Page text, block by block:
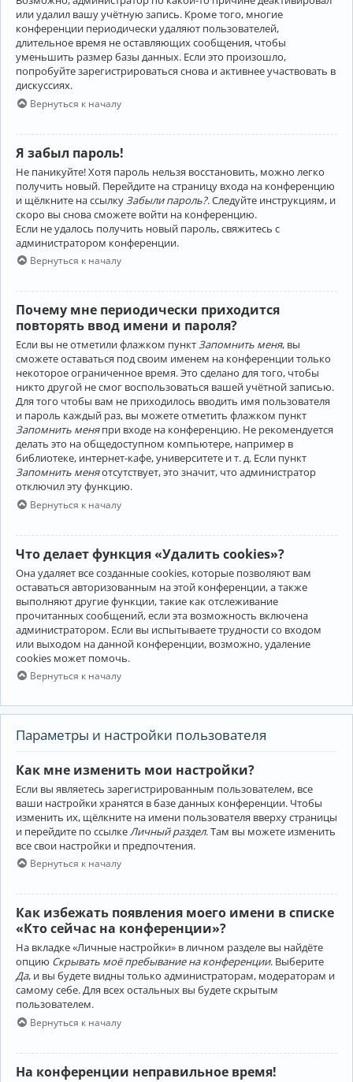
или удалил вашу учётную запись. Кроме того, многие
конференции периодически удаляют пользователей,
длительное время не оставляющих сообщения, чтобы
уменьшить размер базы данных. Если это произошло,
попробуйте зарегистрироваться снова и активнее участвовать в
дискуссиях.
Вернуться к началу
Я забыл пароль!
Не паникуйте! Хотя пароль нельзя восстановить, можно легко
получить новый. Перейдите на страницу входа на конференцию
и щёлкните на ссылку Забыли пароль?. Следуйте инструкциям, и
скоро вы снова сможете войти на конференцию.
Если не удалось получить новый пароль, свяжитесь с
администратором конференции.
Вернуться к началу
Почему мне периодически приходится
повторять ввод имени и пароля?
Если вы не отметили флажком пунктЗапомнить меня, вы
сможете оставаться под своим именем на конференции только
некоторое ограниченное время. Это сделано для того, чтобы
никто другой не смог воспользоваться вашей учётной записью.
Для того чтобы вам не приходилось вводить имя пользователя
и пароль каждый раз, вы можете отметить флажком пункт
Запомнить меняпри входе на конференцию. Не рекомендуется
делать это на общедоступном компьютере, например в
библиотеке, интернет-кафе, университете и т. д. Если пункт
Запомнить меняотсутствует, это значит, что администратор
отключил эту функцию.
Вернуться к началу
Что делает функция «Удалить cookies»?
Она удаляет все созданные cookies, которые позволяют вам
оставаться авторизованным на этой конференции, а также
выполняют другие функции, такие как отслеживание
прочитанных сообщений, если эта возможность включена
администратором. Если вы испытываете трудности со входом
или выходом на данной конференции, возможно, удаление
cookies может помочь.
Вернуться к началу
Параметры и настройки пользователя
Как мне изменить мои настройки?
Если вы являетесь зарегистрированным пользователем, все
ваши настройки хранятся в базе данных конференции. Чтобы
изменить их, щёлкните на имени пользователя вверху страницы
и перейдите по ссылке Личный раздел. Там вы можете изменить
все свои настройки и предпочтения.
Вернуться к началу
Как избежать появления моего имени в списке
«Кто сейчас на конференции»?
На вкладке «Личные настройки» в личном разделе вы найдёте
опцию Скрывать моё пребывание на конференции. Выберите
Да, и вы будете видны только администраторам, модераторам и
самому себе. Для всех остальных вы будете скрытым
пользователем.
Вернуться к началу
На конференции неправильное время!